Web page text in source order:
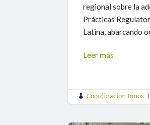
regional sobre la
Prácticas
Latina, abarcando
Leer más
 Coordinacion Innos |